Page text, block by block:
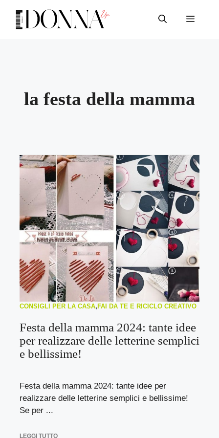
contenuto
Menu
la festa della mamma
CONSIGLI PER LA CASA, FAI DA TE E RICICLO CREATIVO
Festa della mamma 2024: tante idee
per realizzare delle letterine semplici
e bellissime!
Festa della mamma 2024: tante idee per
realizzare delle letterine semplici e bellissime!
Se per ...
LEGGI TUTTO